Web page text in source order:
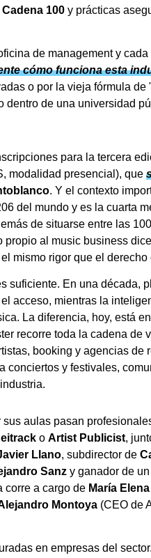
Cadena 100 y prácticas
de management y
cómo funciona esta
o por la vieja fórmula de
dentro de una universidad
para la tercera
modalidad presencial), que
. Y el contexto
del mundo y es la cuarta
de situarse entre las
al music business
mismo rigor que el derecho
suficiente. En una década,
acceso, mientras la
La diferencia, hoy, está
recorre toda la cadena de
booking y agencias de
conciertos y festivales,
aulas pasan
o Artist Publicist,
Llano, subdirector de
Sanz y ganador de
corre a cargo de María
Montoya (CEO de
en empresas del